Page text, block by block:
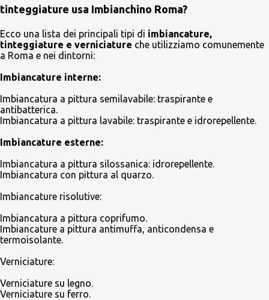
tinteggiature usa Imbianchino Roma?
Ecco una lista dei principali tipi di imbiancature,
tinteggiature e verniciature che utilizziamo comunemente
a Roma e nei dintorni:
Imbiancature interne:
Imbiancatura a pittura semilavabile: traspirante e
antibatterica.
Imbiancatura a pittura lavabile: traspirante e idrorepellente.
Imbiancature esterne:
Imbiancatura a pittura silossanica: idrorepellente.
Imbiancatura con pittura al quarzo.
Imbiancature risolutive:
Imbiancatura a pittura coprifumo.
Imbiancature a pittura antimuffa, anticondensa e
termoisolante.
Verniciature:
Verniciature su legno.
Verniciature su ferro.